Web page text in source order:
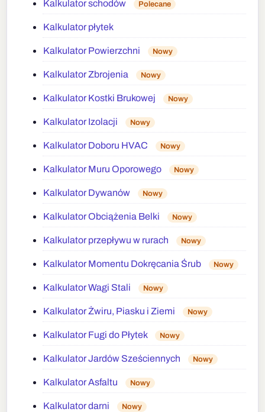
Kalkulator schodów Polecane
Kalkulator płytek
Kalkulator Powierzchni Nowy
Kalkulator Zbrojenia Nowy
Kalkulator Kostki Brukowej Nowy
Kalkulator Izolacji Nowy
Kalkulator Doboru HVAC Nowy
Kalkulator Muru Oporowego Nowy
Kalkulator Dywanów Nowy
Kalkulator Obciążenia Belki Nowy
Kalkulator przepływu w rurach Nowy
Kalkulator Momentu Dokręcania Śrub Nowy
Kalkulator Wagi Stali Nowy
Kalkulator Żwiru, Piasku i Ziemi Nowy
Kalkulator Fugi do Płytek Nowy
Kalkulator Jardów Sześciennych Nowy
Kalkulator Asfaltu Nowy
Kalkulator darni Nowy